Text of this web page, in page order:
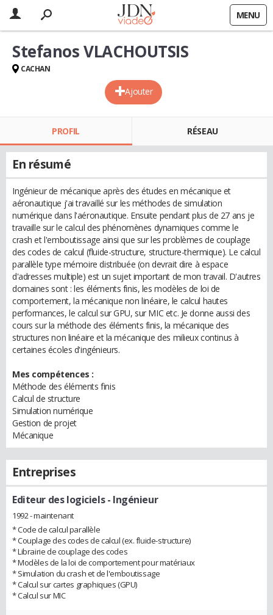
MENU
Ajouter
Stefanos VLACHOUTSIS
CACHAN
PROFIL RÉSEAU
En résumé
Ingénieur de mécanique après des études en mécanique et
aéronautique j'ai travaillé sur les méthodes de simulation
numérique dans l'aéronautique. Ensuite pendant plus de 27 ans je
travaille sur le calcul des phénomènes dynamiques comme le
crash et l'emboutissage ainsi que sur les problèmes de couplage
des codes de calcul (fluide-structure, structure-thermique). Le calcul
parallèle type mémoire distribuée (on devrait dire à espace
d'adresses multiple) est un sujet important de mon travail. D'autres
domaines sont : les éléments finis, les modèles de loi de
comportement, la mécanique non linéaire, le calcul hautes
performances, le calcul sur GPU, sur MIC etc. Je donne aussi des
cours sur la méthode des éléments finis, la mécanique des
structures non linéaire et la mécanique des milieux continus à
certaines écoles d'ingénieurs.
Mes compétences :
Méthode des éléments finis
Calcul de structure
Simulation numérique
Gestion de projet
Mécanique
Entreprises
Editeur des logiciels- Ingénieur
1992 - maintenant
* Code de calcul parallèle
* Couplage des codes de calcul (ex. fluide-structure)
* Librairie de couplage des codes
* Modèles de la loi de comportement pour matériaux
* Simulation du crash et de l'emboutissage
* Calcul sur cartes graphiques (GPU)
* Calcul sur MIC